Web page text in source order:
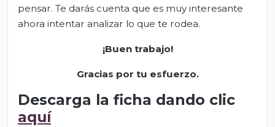
pensar. Te darás cuenta que es muy interesante
ahora intentar analizar lo que te rodea.
¡Buen trabajo!
Gracias por tu esfuerzo.
Descarga la ficha dando clic
aquí